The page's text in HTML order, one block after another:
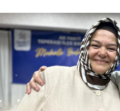
SPOR
MAGAZİN
ESKİŞEHİRSPOR